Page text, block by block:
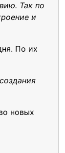
Так по
и
По их
новых